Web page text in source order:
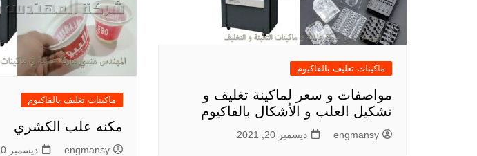
ماكينات تغليف بالفاكيوم
مواصفات و سعر لماكينة تغليف و
تشكيل العلب و الأشكال بالفاكيوم
engmansy ديسمبر 20, 2021
ماكينات تغليف بالفاكيوم
مكنه علب الكشري
engmansy ديسمبر 20, 2021